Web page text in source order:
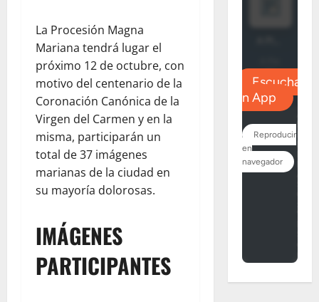
La Procesión Magna
Mariana tendrá lugar el
próximo 12 de octubre, con
motivo del centenario de la
Coronación Canónica de la
Virgen del Carmen y en la
misma, participarán un
total de 37 imágenes
marianas de la ciudad en
su mayoría dolorosas.
IMÁGENES
PARTICIPANTES